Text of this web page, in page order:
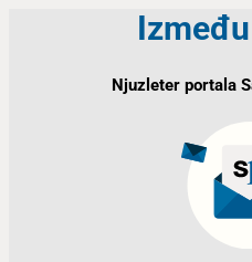
Njuzleter portala